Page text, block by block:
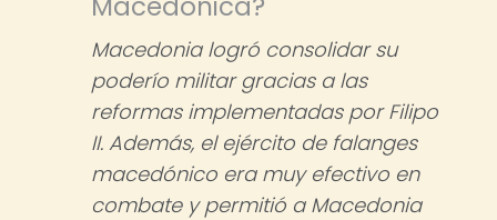
Macedonia logró consolidar su
poderío militar gracias a las
reformas implementadas por Filipo
II. Además, el ejército de falanges
macedónico era muy efectivo en
combate y permitió a Macedonia